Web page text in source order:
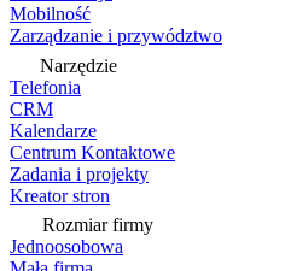
Mobilność
Zarządzanie i przywództwo
Narzędzie
Telefonia
CRM
Kalendarze
Centrum Kontaktowe
Zadania i projekty
Kreator stron
Rozmiar firmy
Jednoosobowa